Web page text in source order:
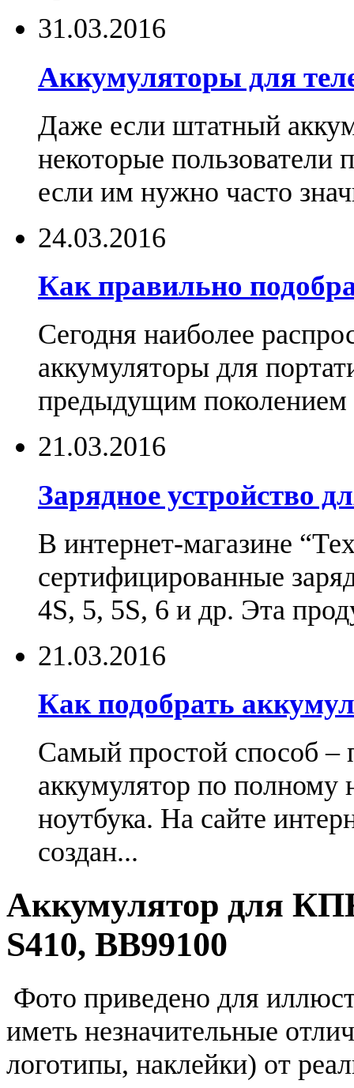
31.03.2016
Аккумуляторы для
Даже если штатный
некоторые пользователи
если им нужно часто
24.03.2016
Как правильно
Сегодня наиболее
аккумуляторы для
предыдущим поколением
21.03.2016
Зарядное устройство
В интернет-магазине
сертифицированные
4S, 5, 5S, 6 и др. Эта
21.03.2016
Как подобрать
Самый простой способ –
аккумулятор по
ноутбука. На сайте
создан...
Аккумулятор для
S410, BB99100
Фото приведено для
иметь незначительные
логотипы, наклейки) от